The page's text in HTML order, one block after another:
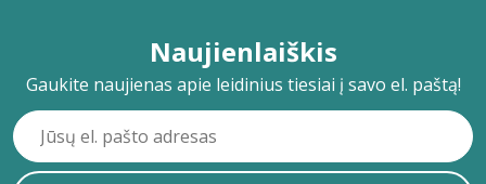
Naujienlaiškis
Gaukite naujienas apie leidinius tiesiai į savo el. paštą!